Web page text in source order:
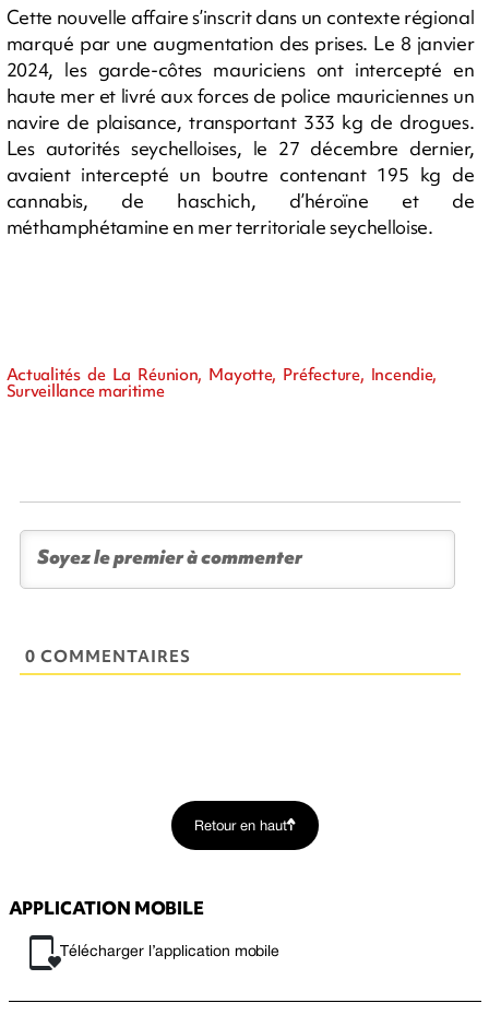
Cette nouvelle affaire s’inscrit dans un contexte régional
marqué par une augmentation des prises. Le 8 janvier
2024, les garde-côtes mauriciens ont intercepté en
haute mer et livré aux forces de police mauriciennes un
navire de plaisance, transportant 333 kg de drogues.
Les autorités seychelloises, le 27 décembre dernier,
avaient intercepté un boutre contenant 195 kg de
cannabis, de haschich, d’héroïne et de
méthamphétamine en mer territoriale seychelloise.
Actualités de La Réunion, Mayotte, Préfecture, Incendie,
Surveillance maritime
0 COMMENTAIRES
Retour en haut
APPLICATION MOBILE
Télécharger l’application mobile